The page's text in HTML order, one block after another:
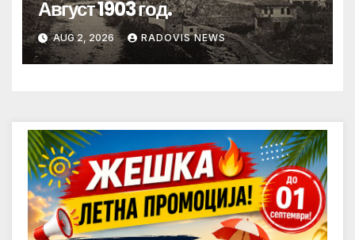
Август 1903 год.
AUG 2, 2026 RADOVIS NEWS